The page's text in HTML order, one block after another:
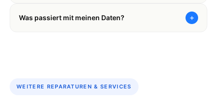
Was passiert mit meinen Daten? +
WEITERE REPARATUREN & SERVICES